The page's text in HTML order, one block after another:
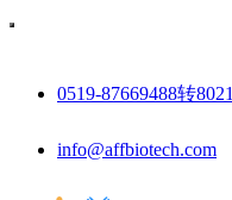
0519-87669488转8021
info@affbiotech.com